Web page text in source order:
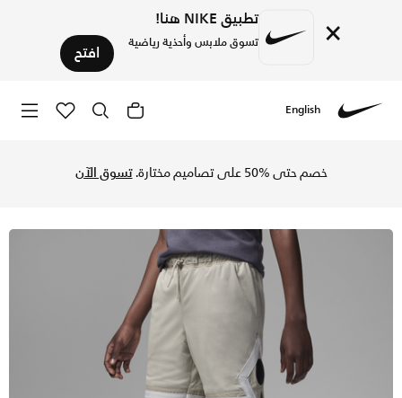
× تطبيق NIKE هنا!
تسوق ملابس وأحذية رياضية افتح
English
خصم حتى %50 على تصاميم مختارة. تسوق الآن